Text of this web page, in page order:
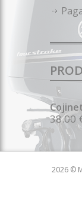
38.00
2026 ©